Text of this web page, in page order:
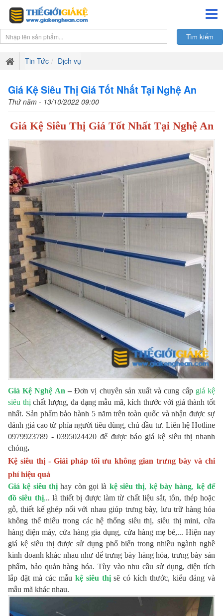
Tin Tức Dịch vụ
Giá Kệ Siêu Thị Giá Tốt Nhất Tại Nghệ An
Thứ năm - 13/10/2022 09:00
Giá Kệ Siêu Thị Giá Tốt Nhất Tại Nghệ An
Giá Kệ Nghệ An –Đơn vị chuyên sản xuất và cung cấp giá kệ
siêu thị chất lượng, đa dạng mẫu mã, kích thước với giá thành tốt
nhất. Sản phẩm bảo hành 5 năm trên toàn quốc và nhận được sự
đánh giá cao từ phía người tiêu dùng, chủ đầu tư. Liên hệ Hotline
0979923789 - 0395024420 để được báo giá kệ siêu thị nhanh
chóng.
Kệ siêu thị - Giải pháp tối ưu không gian trưng bày và chi
phí hiệu quả
Giá kệ siêu thị hay còn gọi là kệ siêu thị, kệ bày hàng, kệ để
đồ siêu thị,.. là thiết bị được làm từ chất liệu sắt, tôn, thép hoặc
gỗ, thiết kế ghép nối với nhau giúp trưng bày, lưu trữ hàng hóa
không thể thiếu trong các hệ thống siêu thị, siêu thị mini, cửa
hàng điện máy, cửa hàng gia dụng, cửa hàng mẹ bé,... Hiện nay
giá kệ siêu thị được sử dụng phổ biến trong nhiều ngành nghề
kinh doanh khác nhau như để trưng bày hàng hóa, trưng bày sản
phẩm, bảo quản hàng hóa. Tùy vào nhu cầu sử dụng, diện tích
lắp đặt mà các mẫu kệ siêu thị sẽ có kích thước, kiểu dáng và
mẫu mã khác nhau.